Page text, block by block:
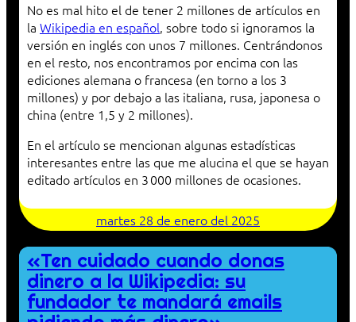
No es mal hito el de tener 2 millones de artículos en
la Wikipedia en español, sobre todo si ignoramos la
versión en inglés con unos 7 millones. Centrándonos
en el resto, nos encontramos por encima con las
ediciones alemana o francesa (en torno a los 3
millones) y por debajo a las italiana, rusa, japonesa o
china (entre 1,5 y 2 millones).
En el artículo se mencionan algunas estadísticas
interesantes entre las que me alucina el que se hayan
editado artículos en 3 000 millones de ocasiones.
martes 28 de enero del 2025
«Ten cuidado cuando donas
dinero a la Wikipedia: su
fundador te mandará emails